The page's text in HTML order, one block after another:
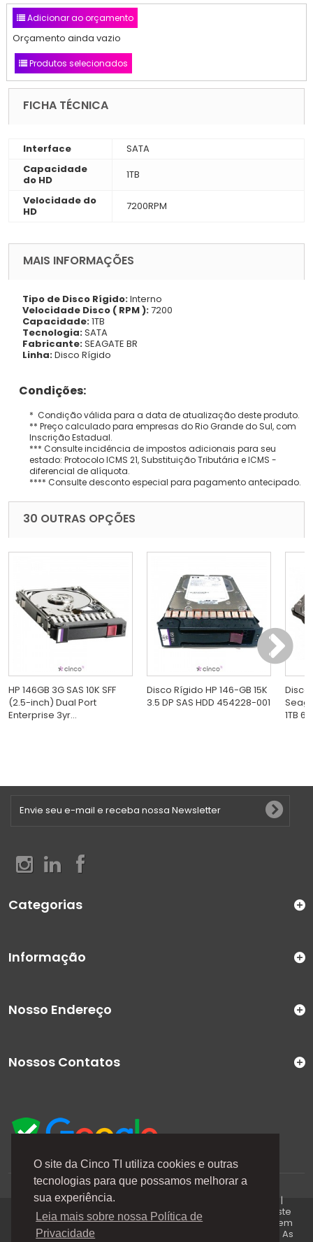
O site da Cinco TI utiliza cookies e outras
tecnologias para que possamos melhorar a
sua experiência.
Leia mais sobre nossa Política de
Privacidade
Adicionar ao orçamento
Orçamento ainda vazio
Produtos selecionados
FICHA TÉCNICA
Interface
SATA
Capacidade
do HD
1TB
Velocidade do
HD
7200RPM
MAIS INFORMAÇÕES
Tipo de Disco Rígido:Interno
Velocidade Disco ( RPM ):7200
Capacidade:1TB
Tecnologia:SATA
Fabricante:SEAGATE BR
Linha:Disco Rígido
Condições:
* Condição válida para a data de atualização deste produto.
** Preço calculado para empresas do Rio Grande do Sul, com
Inscrição Estadual.
*** Consulte incidência de impostos adicionais para seu
estado: Protocolo ICMS 21, Substituição Tributária e ICMS -
diferencial de alíquota.
**** Consulte desconto especial para pagamento antecipado.
30 OUTRAS OPÇÕES
HP 146GB 3G SAS 10K SFF
(2.5-inch) Dual Port
Enterprise 3yr...
Disco Rígido HP 146-GB 15K
3.5 DP SAS HDD 454228-001
Disco
1TB
Categorias
Informação
A Cinco TI (5TI) é uma marca registrada de CINCO TI
COMERCIO E SERVICOS LTDA | CNPJ: 08.307.867/0001-04 |
Todos os direitos reservados. Os preços anunciados neste
site ou via e-mails promocionais podem ser alterados sem
prévio aviso. A 5TI não é responsável por erros descritos. As
Nosso Endereço
Nossos Contatos